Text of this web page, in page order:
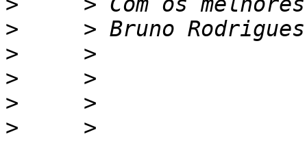
>
>
>
>
>
     >